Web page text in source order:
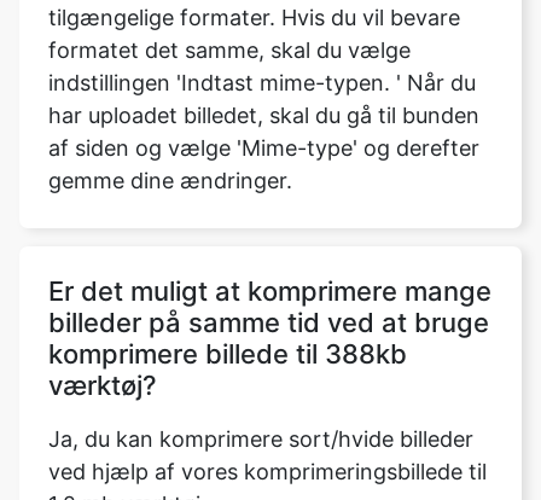
har uploadet billedet, skal du gå til bunden
af siden og vælge 'Mime-type' og derefter
gemme dine ændringer.
Er det muligt at komprimere mange
værktøj?
Ja, du kan komprimere sort/hvide billeder
ved hjælp af vores komprimeringsbillede til
1,2 mb værktøj.